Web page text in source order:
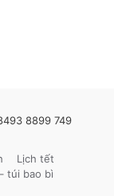
8899 749
Lịch tết
túi bao bì